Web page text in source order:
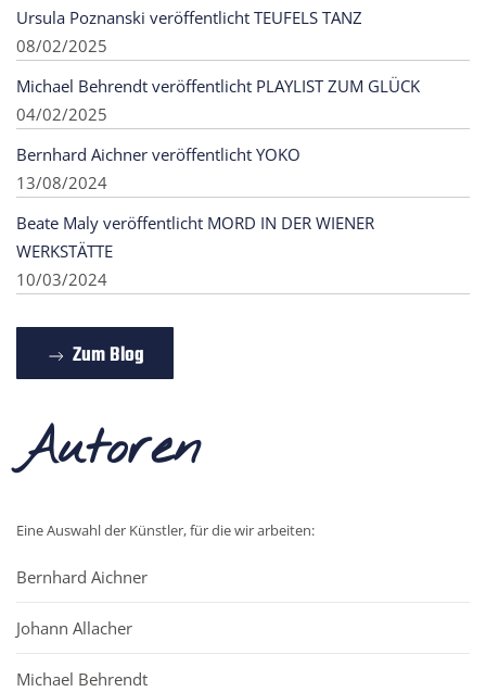
Ursula Poznanski veröffentlicht TEUFELS TANZ
08/02/2025
Michael Behrendt veröffentlicht PLAYLIST ZUM GLÜCK
04/02/2025
Bernhard Aichner veröffentlicht YOKO
13/08/2024
Beate Maly veröffentlicht MORD IN DER WIENER
WERKSTÄTTE
10/03/2024
Zum Blog
Autoren
Eine Auswahl der Künstler, für die wir arbeiten:
Bernhard Aichner
Johann Allacher
Michael Behrendt